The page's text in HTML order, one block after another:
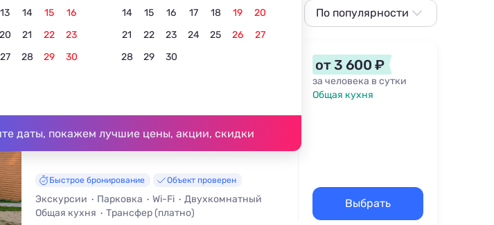
13 14 15
16
20 21 22
23
27 28 29
30
14
15 16 17 18 19
20
21
22 23 24 25 26
27
28
29 30
даты, покажем лучшие цены, акции, скидки
По популярности
Сначала дешевле
Сначала дороже
Ближе к Байкалу
база отдыха «Горхон»
До Байкала - 1,2 км • До центра - 589 м
Быстрое бронирование Объект проверен
Экскурсии Парковка Wi-Fi
Двухкомнатный
Общая кухня
Трансфер (платно)
от 3 600 ₽
за человека в сутки
Общая кухня
Выбрать